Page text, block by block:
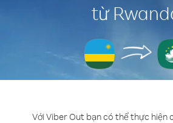
từ
Với Viber Out bạn có thể thực hiện